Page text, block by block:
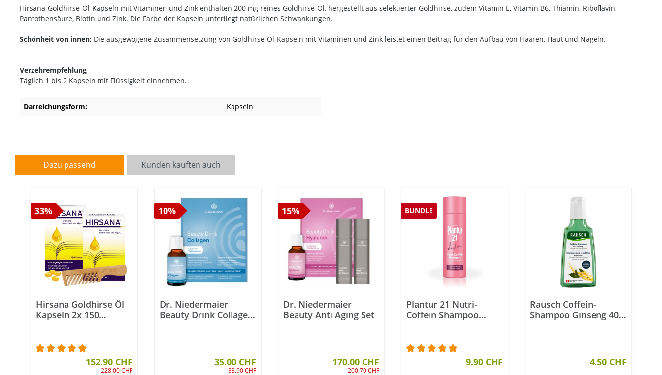
Hirsana-Goldhirse-Öl-Kapseln mit Vitaminen und Zink enthalten 200 mg reines Goldhirse-Öl, hergestellt aus selektierter Goldhirse, zudem Vitamin E, Vitamin B6, Thiamin, Riboflavin,
Pantothensäure, Biotin und Zink. Die Farbe der Kapseln unterliegt natürlichen Schwankungen.
Schönheit von innen: Die ausgewogene Zusammensetzung von Goldhirse-Öl-Kapseln mit Vitaminen und Zink leistet einen Beitrag für den Aufbau von Haaren, Haut und Nägeln.
Verzehrempfehlung
Täglich 1 bis 2 Kapseln mit Flüssigkeit einnehmen.
Darreichungsform: Kapseln
Dazu passend Kunden kauften auch
33%
Hirsana Goldhirse Öl
Kapseln 2x 150
Durchschnittliche Bewertung von 4.9 von 5 Sternen
152.90 CHF
228.00 CHF
10%
Dr. Niedermaier
Beauty Drink Collagen
35.00 CHF
38.90 CHF
15%
Dr. Niedermaier
Beauty Anti Aging Set
170.00 CHF
200.70 CHF
BUNDLE
Plantur 21 Nutri-
Coffein Shampoo
Durchschnittliche Bewertung von 5 von 5 Sternen
9.90 CHF
Rausch Coffein-
Shampoo Ginseng 40
4.50 CHF